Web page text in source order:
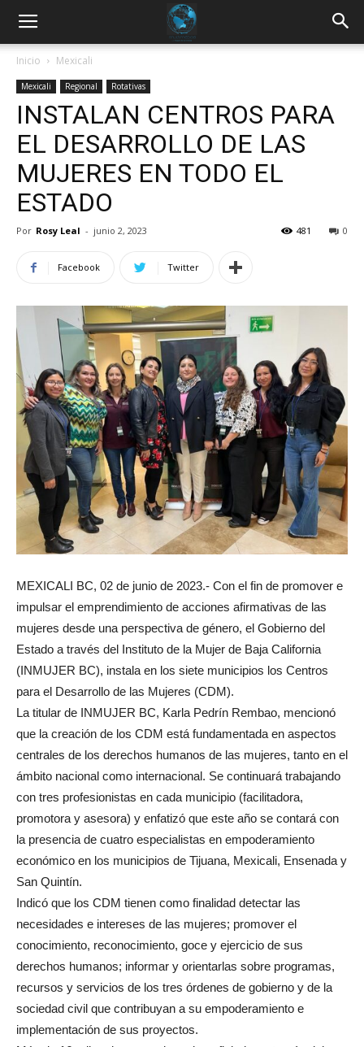
Inicio Mexicali
Mexicali Regional Rotativas
INSTALAN CENTROS PARA
EL DESARROLLO DE LAS
MUJERES EN TODO EL
ESTADO
Por Rosy Leal - junio 2, 2023 0
481
Facebook Twitter
MEXICALI BC, 02 de junio de 2023.- Con el fin de promover e
impulsar el emprendimiento de acciones afirmativas de las
mujeres desde una perspectiva de género, el Gobierno del
Estado a través del Instituto de la Mujer de Baja California
(INMUJER BC), instala en los siete municipios los Centros
para el Desarrollo de las Mujeres (CDM).
La titular de INMUJER BC, Karla Pedrín Rembao, mencionó
que la creación de los CDM está fundamentada en aspectos
centrales de los derechos humanos de las mujeres, tanto en el
ámbito nacional como internacional. Se continuará trabajando
con tres profesionistas en cada municipio (facilitadora,
promotora y asesora) y enfatizó que este año se contará con
la presencia de cuatro especialistas en empoderamiento
económico en los municipios de Tijuana, Mexicali, Ensenada y
San Quintín.
Indicó que los CDM tienen como finalidad detectar las
necesidades e intereses de las mujeres; promover el
conocimiento, reconocimiento, goce y ejercicio de sus
derechos humanos; informar y orientarlas sobre programas,
recursos y servicios de los tres órdenes de gobierno y de la
sociedad civil que contribuyan a su empoderamiento e
implementación de sus proyectos.